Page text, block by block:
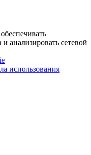
анализировать сетевой
использования